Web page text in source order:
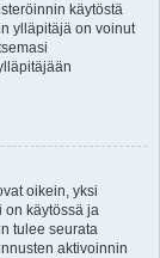
käytöstä
ylläpitäjä on voinut
oikein, yksi
on käytössä ja
tulee seurata
aktivoinnin